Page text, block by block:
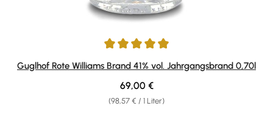
Durchschnittliche Bewertung von 4.92 von 5 Sternen
Guglhof Rote Williams Brand 41% vol. Jahrgangsbrand 0,70l
(98,57 € / 1 Liter)
Regulärer Preis:
69,00 €